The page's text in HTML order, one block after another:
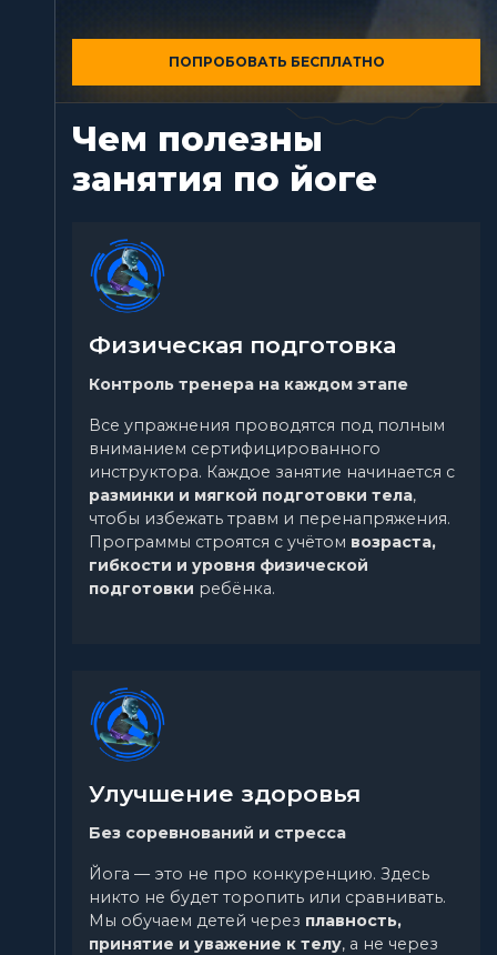
ПОПРОБОВАТЬ БЕСПЛАТНО
Чем полезны
занятия по йоге
Физическая подготовка
Контроль тренера на каждом этапе
Все упражнения проводятся под полным
вниманием сертифицированного
инструктора. Каждое занятие начинается с
разминки и мягкой подготовки тела,
чтобы избежать травм и перенапряжения.
Программы строятся с учётом возраста,
гибкости и уровня физической
подготовки ребёнка.
Улучшение здоровья
Без соревнований и стресса
Йога — это не про конкуренцию. Здесь
никто не будет торопить или сравнивать.
Мы обучаем детей через плавность,
принятие и уважение к телу, а не через